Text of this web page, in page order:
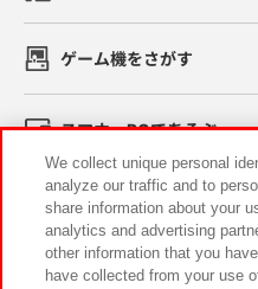
ゲーム機をさがす
スマホ・PCであそぶ
イベント・キャンペーン
We collect unique personal
analyze our traffic and to
share information about your
analytics and advertising
other information that you
have collected from your use